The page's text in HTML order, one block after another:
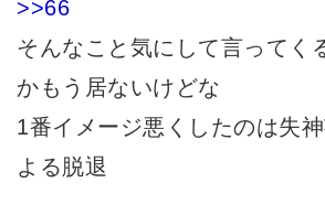
>>66
そんなこと気にして言ってく
かもう居ないけどな
1番イメージ悪くしたのは失
よる脱退